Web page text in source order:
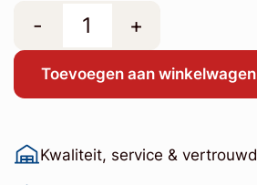
- +
Toevoegen aan winkelwagen
Kwaliteit, service & vertrouwd